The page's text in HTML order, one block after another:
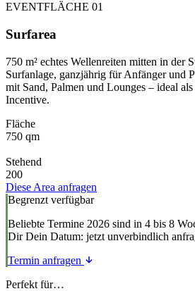
EVENTFLÄCHE 01
Surfarea
750 m² echtes Wellenreiten mitten in der
Surfanlage, ganzjährig für Anfänger und
mit Sand, Palmen und Lounges – ideal
Incentive.
Fläche
750 qm
Stehend
200
Diese Area anfragen
Begrenzt verfügbar
Beliebte Termine 2026 sind in 4 bis 8
Dir Dein Datum: jetzt unverbindlich
Termin anfragen
Perfekt für…